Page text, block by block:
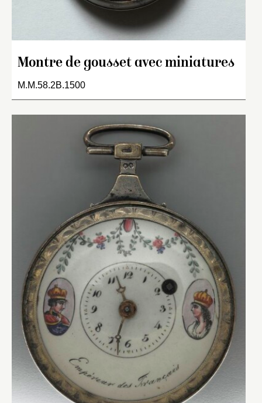
Montre de gousset avec miniatures
M.M.58.2B.1500